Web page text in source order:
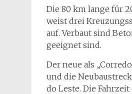
Die 80 km lange für
weist drei
auf. Verbaut sind
geeignet sind.
Der neue als
und die
do Leste. Die